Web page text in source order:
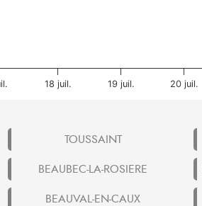
18 juil. 19 juil. 20 juil.
TOUSSAINT
BEAUBEC-LA-ROSIERE
BEAUVAL-EN-CAUX